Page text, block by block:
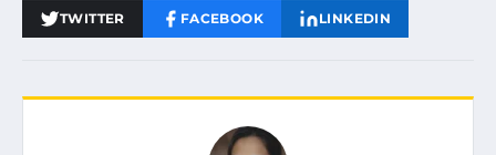
TWITTER FACEBOOK LINKEDIN